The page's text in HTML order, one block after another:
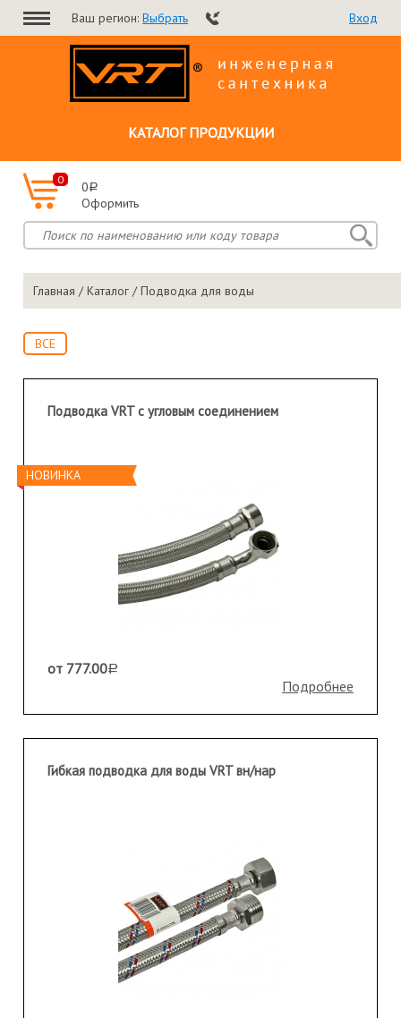
Ваш регион: Выбрать Вход
КАТАЛОГ ПРОДУКЦИИ
0 0a
Оформить
Главная /Каталог / Подводка для воды
ВСЕ
Подводка VRT с угловым соединением
от 777.00a
Подробнее
НОВИНКА
Гибкая подводка для воды VRT вн/нар